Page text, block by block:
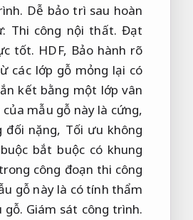
Dễ bảo trì sau hoàn
Thi công nội thất. Đạt
tốt. HDF, Bảo hành rõ
các lớp gỗ mỏng lại có
kết bằng một lớp vân
mẫu gỗ này là cứng,
đối nặng, Tối ưu không
bắt buộc có khung
công đoạn thi công
gỗ này là có tính thẩm
gỗ. Giám sát công trình.